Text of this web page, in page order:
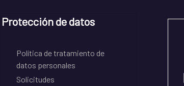
Protección de datos
Política de tratamiento de
datos personales
Solicitudes